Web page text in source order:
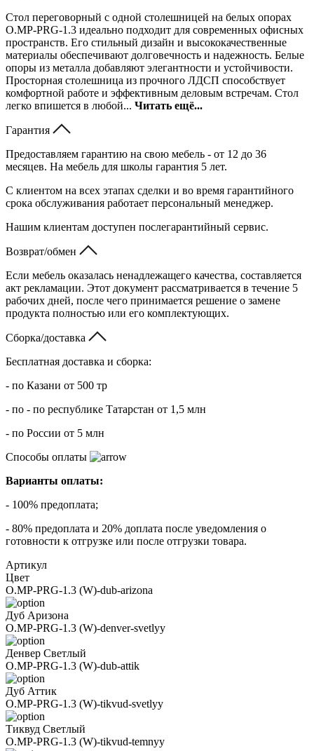
Стол переговорный с одной столешницей на белых опорах
O.MP-PRG-1.3 идеально подходит для современных офисных
пространств. Его стильный дизайн и высококачественные
материалы обеспечивают долговечность и надежность. Белые
опоры из металла добавляют элегантности и устойчивости.
Просторная столешница из прочного ЛДСП способствует
комфортной работе и эффективным деловым встречам. Стол
легко впишется в любой... Читать ещё...
Гарантия
Предоставляем гарантию на свою мебель - от 12 до 36
месяцев. На мебель для школы гарантия 5 лет.
С клиентом на всех этапах сделки и во время гарантийного
срока обслуживания работает персональный менеджер.
Нашим клиентам доступен послегарантийный сервис.
Возврат/обмен
Если мебель оказалась ненадлежащего качества, составляется
акт рекламации. Этот документ рассматривается в течение 5
рабочих дней, после чего принимается решение о замене
продукта полностью или его комплектующих.
Сборка/доставка
Бесплатная доставка и сборка:
- по Казани от 500 тр
- по - по республике Татарстан от 1,5 млн
- по России от 5 млн
Способы оплаты
Варианты оплаты:
- 100% предоплата;
- 80% предоплата и 20% доплата после уведомления о
готовности к отгрузке или после отгрузки товара.
Артикул
Цвет
O.MP-PRG-1.3 (W)-dub-arizona
Дуб Аризона
O.MP-PRG-1.3 (W)-denver-svetlyy
Денвер Светлый
O.MP-PRG-1.3 (W)-dub-attik
Дуб Аттик
O.MP-PRG-1.3 (W)-tikvud-svetlyy
Тиквуд Светлый
O.MP-PRG-1.3 (W)-tikvud-temnyy